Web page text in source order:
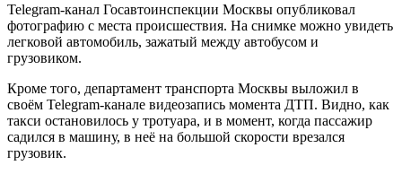
Telegram-канал Госавтоинспекции Москвы опубликовал
фотографию с места происшествия. На снимке можно увидеть
легковой автомобиль, зажатый между автобусом и
грузовиком.
Кроме того, департамент транспорта Москвы выложил в
своём Telegram-канале видеозапись момента ДТП. Видно, как
такси остановилось у тротуара, и в момент, когда пассажир
садился в машину, в неё на большой скорости врезался
грузовик.